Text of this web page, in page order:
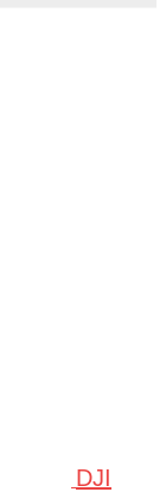
DJI